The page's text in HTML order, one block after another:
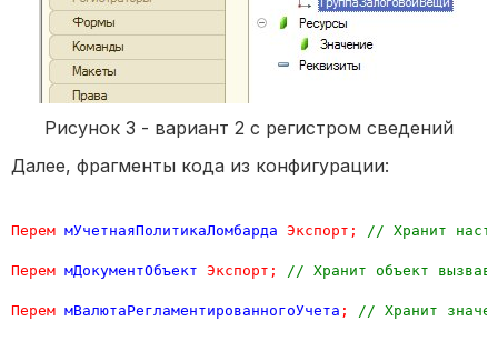
Рисунок 3 - вариант 2 с регистром сведений
Далее, фрагменты кода из конфигурации:
Перем мУчетнаяПолитикаЛомбарда Экспорт ; // Хранит
Перем мДокументОбъект Экспорт ; // Хранит объект
Перем мВалютаРегламентированногоУчета ; // Хранит